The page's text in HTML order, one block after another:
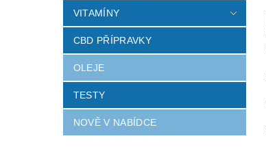
VITAMÍNY
CBD PŘÍPRAVKY
OLEJE
TESTY
NOVĚ V NABÍDCE